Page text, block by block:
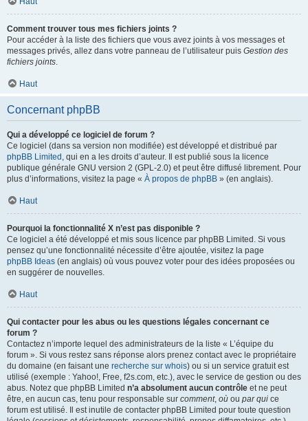
Comment trouver tous mes fichiers joints ?
Pour accéder à la liste des fichiers que vous avez joints à vos messages et
messages privés, allez dans votre panneau de l’utilisateur puis Gestion des
fichiers joints.
Haut
Concernant phpBB
Qui a développé ce logiciel de forum ?
Ce logiciel (dans sa version non modifiée) est développé et distribué par
phpBB Limited , qui en a les droits d’auteur. Il est publié sous la licence
publique générale GNU version 2 (GPL-2.0) et peut être diffusé librement. Pour
plus d’informations, visitez la page « À propos de phpBB » (en anglais).
Haut
Pourquoi la fonctionnalité X n’est pas disponible ?
Ce logiciel a été développé et mis sous licence par phpBB Limited. Si vous
pensez qu’une fonctionnalité nécessite d’être ajoutée, visitez la page
phpBB Ideas (en anglais) où vous pouvez voter pour des idées proposées ou
en suggérer de nouvelles.
Haut
Qui contacter pour les abus ou les questions légales concernant ce
forum ?
Contactez n’importe lequel des administrateurs de la liste « L’équipe du
forum ». Si vous restez sans réponse alors prenez contact avec le propriétaire
du domaine (en faisant une recherche sur whois) ou si un service gratuit est
utilisé (exemple : Yahoo!, Free, f2s.com, etc.), avec le service de gestion ou des
abus. Notez que phpBB Limited n’a absolument aucun contrôle et ne peut
être, en aucun cas, tenu pour responsable sur comment, où ou par qui ce
forum est utilisé. Il est inutile de contacter phpBB Limited pour toute question